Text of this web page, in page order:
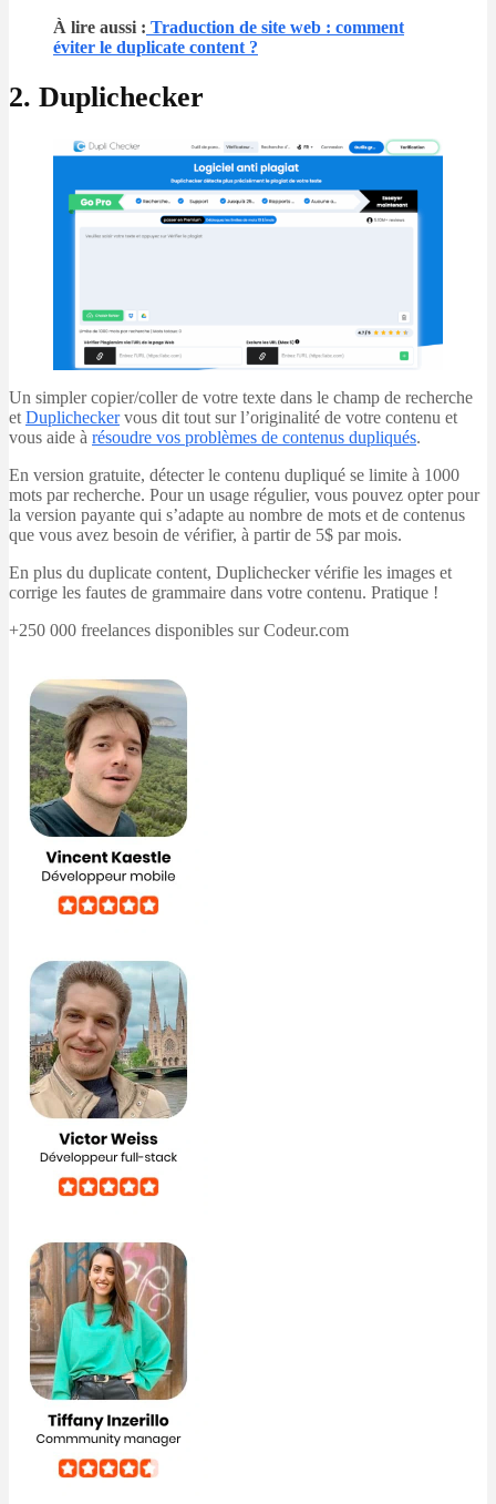
À lire aussi : Traduction de site web : comment
éviter le duplicate content ?
2. Duplichecker
Un simpler copier/coller de votre texte dans le champ de recherche
et Duplicheckervous dit tout sur l’originalité de votre contenu et
vous aide à résoudre vos problèmes de contenus dupliqués.
En version gratuite, détecter le contenu dupliqué se limite à 1000
mots par recherche. Pour un usage régulier, vous pouvez opter pour
la version payante qui s’adapte au nombre de mots et de contenus
que vous avez besoin de vérifier, à partir de 5$ par mois.
En plus du duplicate content, Duplichecker vérifie les images et
corrige les fautes de grammaire dans votre contenu. Pratique !
+250 000 freelances disponibles sur Codeur.com